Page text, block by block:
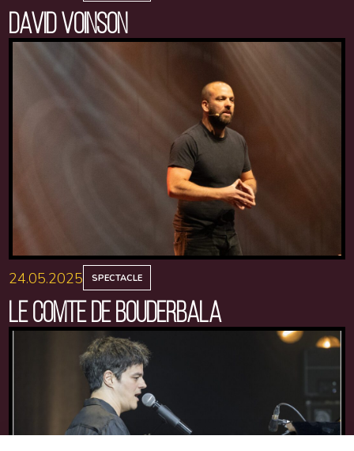
DAVID VOINSON
24.05.2025 SPECTACLE
LE COMTE DE BOUDERBALA